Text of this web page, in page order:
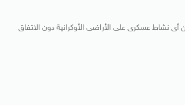
أى نشاط عسكرى على الأراضى الأوكرانية دون الاتفاق